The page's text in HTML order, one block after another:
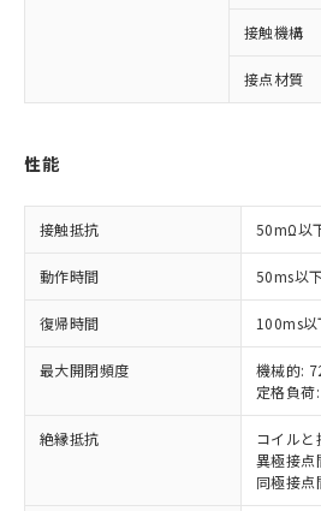
接触機構
接点材質
性能
接触抵抗 50mΩ以
動作時間 50ms以
復帰時間 100ms
最大開閉頻度
機械的:
定格負
絶縁抵抗
コイル
異極接点
同極接
以下の条件をお読みいただ
本サービスは、当社
商品の当社在庫状況
(税抜)を提供させてい
当社制御機器事業取扱
本サービスの対象外
ことをご了承ください
在庫状況および標準
記載している更新日
非含有に対応した製品が提
対応予定なし：EU RoHS
非含有に非対応の商品で、
定はありません。
調査・確認中：EU RoHS指
非含有の対応状況を調査中
非該当品：ライセンス料な
害物質有無と関係のない商
仕入先様の事情により、非
いたものが、含有品と判明
むを得ず変更することがあ
※1 中国RoHS○×表
「○」：最大均質材料含有率
基準値以下であることを示
「×」：最大均質材料含有
基準値を超えていることを
「－」：未確認です。当社
当社は、これら貴社
為替および外国貿易
（以下｢規制貨物等」